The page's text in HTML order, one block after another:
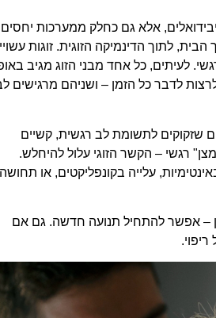
אלא גם כחלק ממערכות
לתוך הדינמיקה הזוגית. זוגות
לעיתים, כל אחד מבני הזוג מגיב
לדבר כל הזמן – ושניהם מרגישים
שזקוקים לתשומת לב רגשית, קשיים
רגשי – הקשר הזוגי עלול להיחלש.
עלייה בקונפליקטים, או
– אפשר להתחיל תנועה חדשה. גם אם